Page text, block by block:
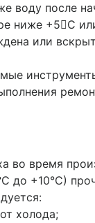
воду после
ниже +5С
или
во время
+10°С)
холода;